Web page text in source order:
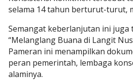
selama 14 tahun berturut-turut,
Semangat keberlanjutan ini juga
“Melanglang Buana di Langit
Pameran ini menampilkan
peran pemerintah, lembaga
alaminya.